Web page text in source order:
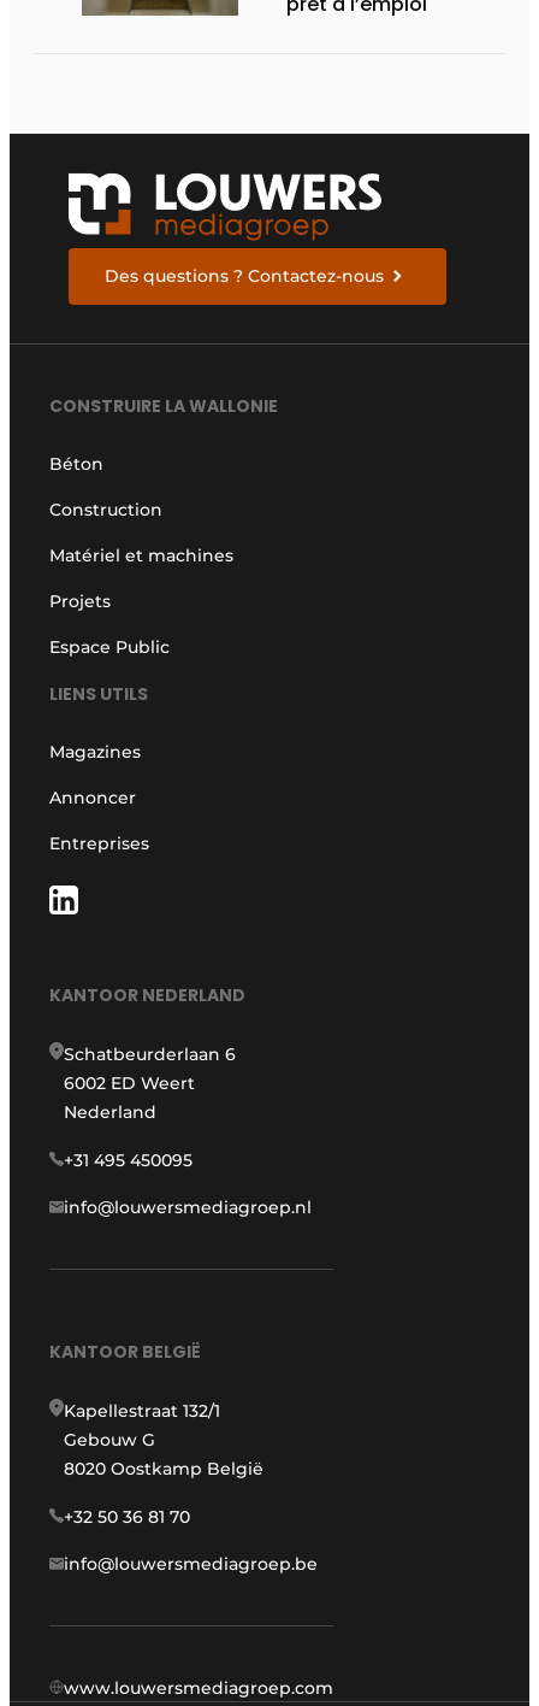
Des questions ? Contactez-nous
CONSTRUIRE LA WALLONIE
Béton
Construction
Matériel et machines
Projets
Espace Public
LIENS UTILS
Magazines
Annoncer
Entreprises
KANTOOR NEDERLAND
Schatbeurderlaan 6
6002 ED Weert
Nederland
+31 495 450095
info@louwersmediagroep.nl
KANTOOR BELGIË
Kapellestraat 132/1
Gebouw G
8020 Oostkamp België
+32 50 36 81 70
info@louwersmediagroep.be
www.louwersmediagroep.com